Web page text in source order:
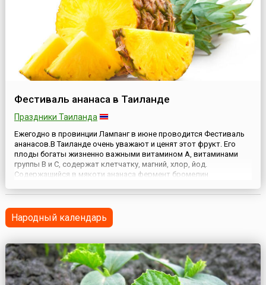
Фестиваль ананаса в Таиланде
Праздники Таиланда
Ежегодно в провинции Лампанг в июне проводится Фестиваль
ананасов.В Таиланде очень уважают и ценят этот фрукт. Его
плоды богаты жизненно важными витамином А, витаминами
группы В и С, содержат клетчатку, магний, хлор, йод.
Содержащийся в мякоти ананаса фермент бромелин
Ананас нормализует микрофлору кишечника. Его принимают в
Народный календарь